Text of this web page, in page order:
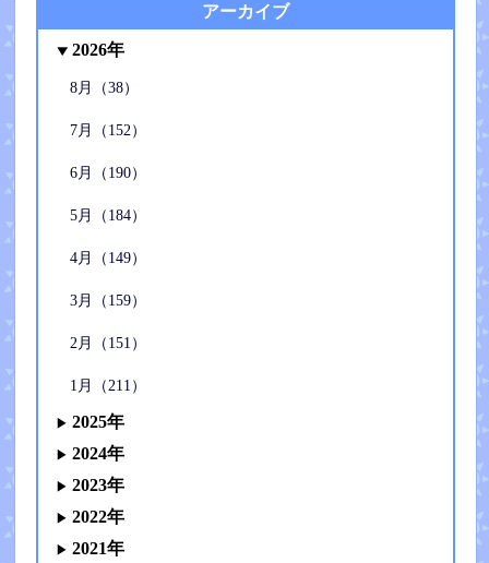
アーカイブ
2026年
8月（38）
7月（152）
6月（190）
5月（184）
4月（149）
3月（159）
2月（151）
1月（211）
2025年
2024年
2023年
2022年
2021年